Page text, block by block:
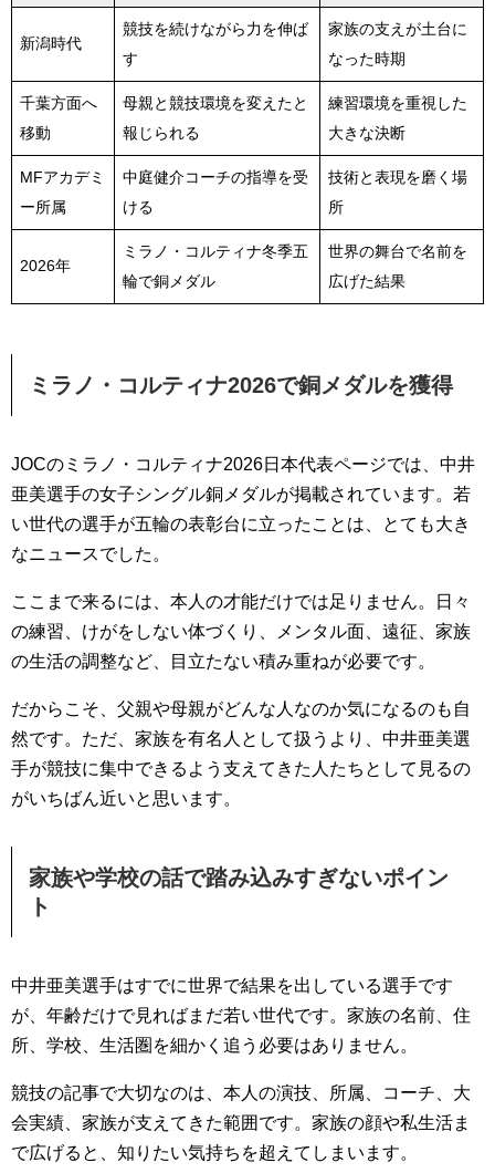
新潟時代
競技を続けながら力を伸ば
す
家族の支えが土台に
なった時期
千葉方面へ
移動
母親と競技環境を変えたと
報じられる
練習環境を重視した
大きな決断
MFアカデミ
ー所属
中庭健介コーチの指導を受
ける
技術と表現を磨く場
所
2026年
ミラノ・コルティナ冬季五
輪で銅メダル
世界の舞台で名前を
広げた結果
ミラノ・コルティナ2026で銅メダルを獲得
JOCのミラノ・コルティナ2026日本代表ページでは、中井
亜美選手の女子シングル銅メダルが掲載されています。若
い世代の選手が五輪の表彰台に立ったことは、とても大き
なニュースでした。
ここまで来るには、本人の才能だけでは足りません。日々
の練習、けがをしない体づくり、メンタル面、遠征、家族
の生活の調整など、目立たない積み重ねが必要です。
だからこそ、父親や母親がどんな人なのか気になるのも自
然です。ただ、家族を有名人として扱うより、中井亜美選
手が競技に集中できるよう支えてきた人たちとして見るの
がいちばん近いと思います。
家族や学校の話で踏み込みすぎないポイン
ト
中井亜美選手はすでに世界で結果を出している選手です
が、年齢だけで見ればまだ若い世代です。家族の名前、住
所、学校、生活圏を細かく追う必要はありません。
競技の記事で大切なのは、本人の演技、所属、コーチ、大
会実績、家族が支えてきた範囲です。家族の顔や私生活ま
で広げると、知りたい気持ちを超えてしまいます。